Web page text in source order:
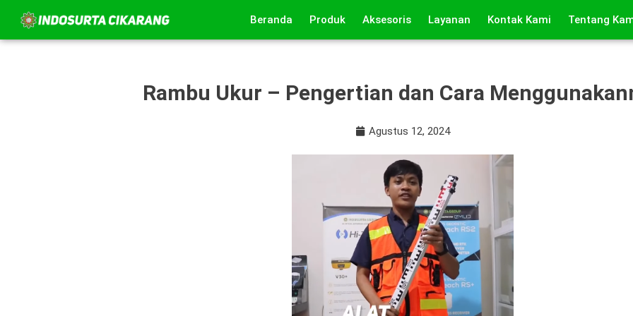
Lewati
konten
Beranda Produk Aksesoris Layanan Kontak Kami Tentang
Rambu Ukur – Pengertian dan Cara
Agustus 12, 2024